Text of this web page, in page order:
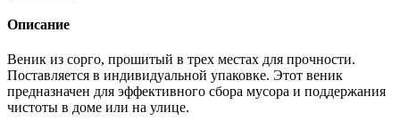
Описание
Веник из сорго, прошитый в трех местах для прочности.
Поставляется в индивидуальной упаковке. Этот веник
предназначен для эффективного сбора мусора и поддержания
чистоты в доме или на улице.